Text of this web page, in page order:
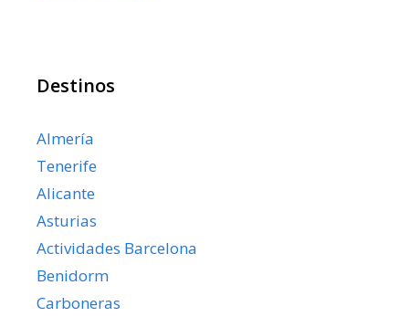
Destinos
Almería
Tenerife
Alicante
Asturias
Actividades Barcelona
Benidorm
Carboneras